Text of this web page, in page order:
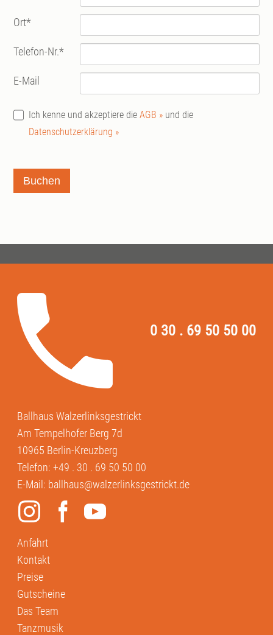
Ort*
Telefon-Nr.*
E-Mail
Ich kenne und akzeptiere dieAGB » und die
Datenschutzerklärung »
Buchen
0 30 . 69 50 50 00
Ballhaus Walzerlinksgestrickt
Am Tempelhofer Berg 7d
10965 Berlin-Kreuzberg
Telefon:+49 . 30 . 69 50 50 00
E-Mail: ballhaus@walzerlinksgestrickt.de
Anfahrt
Kontakt
Preise
Gutscheine
Das Team
Tanzmusik